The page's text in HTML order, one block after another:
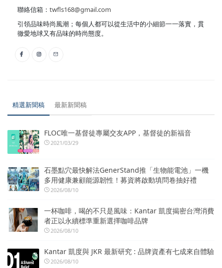
聯絡信箱： twfls168@gmail.com
引領品味時尚風潮；每個人都可以從生活中的小細節一一落實，貫
徹愛地球又有品味的時尚態度。
精選新聞稿 最新新聞稿
FLOC唯一基督徒專屬交友APP，基督徒的新福音
2021/03/29
石墨點穴最快解法GenerStand推「生物能電池」一機
多用健康兼顧能源韌性！募資將啟動填問卷抽好禮
2026/08/10
一杯咖啡，喝的不只是風味：Kantar 凱度揭密台灣消費
者正以永續標準重新選擇咖啡品牌
2026/08/10
Kantar 凱度與 JKR 最新研究 : 品牌資產有七成來自體驗
2026/08/10